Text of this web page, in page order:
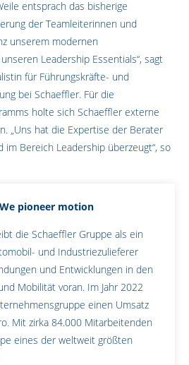
entsprach das bisherige
der Teamleiterinnen und
unserem modernen
Leadership Essentials“, sagt
für Führungskräfte- und
bei Schaeffler. Für die
holte sich Schaeffler externe
„Uns hat die Expertise der Berater
Bereich Leadership überzeugt“, so
pioneer motion
die Schaeffler Gruppe als ein
und Industriezulieferer
und Entwicklungen in den
Mobilität voran. Im Jahr 2022
einen Umsatz
Mit zirka 84.000 Mitarbeitenden
eines der weltweit größten